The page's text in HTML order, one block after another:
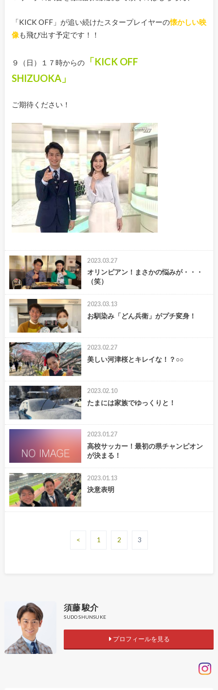
「KICK OFF」が追い続けたスタープレイヤーの懐かしい映
像 も飛び出す予定です！！
９（日）１７時からの「KICK OFF
SHIZUOKA」
ご期待ください！
2023.03.27
オリンピアン！まさかの悩みが・・・
（笑）
2023.03.13
お馴染み「どん兵衛」がプチ変身！
2023.02.27
美しい河津桜とキレイな！？○○
2023.02.10
たまには家族でゆっくりと！
2023.01.27
高校サッカー！最初の県チャンピオン
が決まる！
2023.01.13
決意表明
< 1 2 3
須藤 駿介
SUDO SHUNSUKE
プロフィールを見る